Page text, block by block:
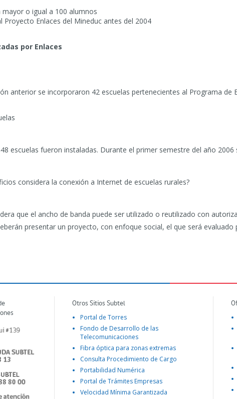
mayor o igual a 100 alumnos
Proyecto Enlaces del Mineduc antes del 2004
por Enlaces
anterior se incorporaron 42 escuelas pertenecientes al Programa de
escuelas fueron instaladas. Durante el primer semestre del año
considera la conexión a Internet de escuelas rurales?
que el ancho de banda puede ser utilizado o reutilizado con
presentar un proyecto, con enfoque social, el que será evaluado
Otros Sitios Subtel
Portal de Torres
Fondo de Desarrollo de las
Telecomunicaciones
Fibra óptica para zonas extremas
Consulta Procedimiento de Cargo
Portabilidad Numérica
Portal de Trámites Empresas
Velocidad Mínima Garantizada